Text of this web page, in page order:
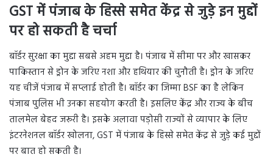
GST में पंजाब के हिस्से समेत केंद्र से जुड़े इन मुद्दों
पर हो सकती है चर्चा
बॉर्डर सुरक्षा का मुद्दा सबसे अहम मुद्दा है। पंजाब में सीमा पर और खासकर
पाकिस्तान से ड्रोन के जरिए नशा और हथियार की चुनौती है। ड्रोन के जरिए
यह चीजें पंजाब में सप्लाई होती है। बॉर्डर का जिम्मा BSF का है लेकिन
पंजाब पुलिस भी उनका सहयोग करती है। इसलिए केंद्र और राज्य के बीच
तालमेल बेहद जरूरी है। इसके अलावा पड़ोसी राज्यों से व्यापार के लिए
इंटरनेशनल बॉर्डर खोलना, GST में पंजाब के हिस्से समेत केंद्र से जुड़े कई मुद्दों
पर बात हो सकती है।